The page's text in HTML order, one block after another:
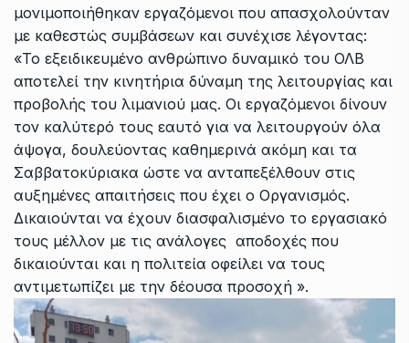
μονιμοποιήθηκαν εργαζόμενοι που απασχολούνταν
με καθεστώς συμβάσεων και συνέχισε λέγοντας:
«Το εξειδικευμένο ανθρώπινο δυναμικό του ΟΛΒ
αποτελεί την κινητήρια δύναμη της λειτουργίας και
προβολής του λιμανιού μας. Οι εργαζόμενοι δίνουν
τον καλύτερό τους εαυτό για να λειτουργούν όλα
άψογα, δουλεύοντας καθημερινά ακόμη και τα
Σαββατοκύριακα ώστε να ανταπεξέλθουν στις
αυξημένες απαιτήσεις που έχει ο Οργανισμός.
Δικαιούνται να έχουν διασφαλισμένο το εργασιακό
τους μέλλον με τις ανάλογες αποδοχές που
δικαιούνται και η πολιτεία οφείλει να τους
αντιμετωπίζει με την δέουσα προσοχή ».